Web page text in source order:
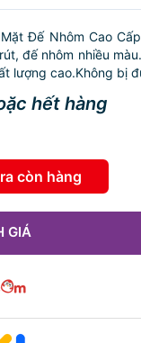
Đế Nhôm Cao
đế nhôm nhiều
lượng cao.Không bị
hết hàng
còn hàng
GIÁ